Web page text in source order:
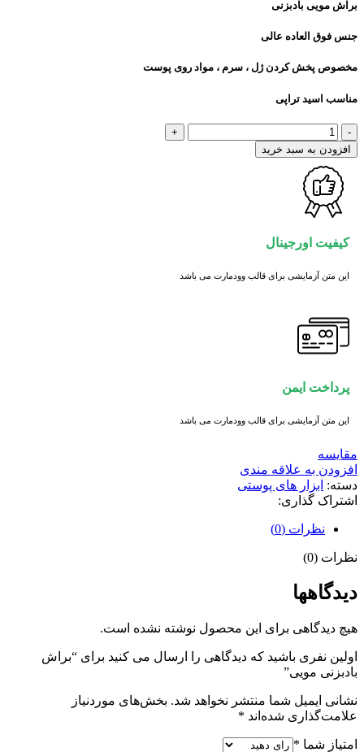
براش مویی بادبزنی
جنس فوق العاده عالی
مخصوص پخش کردن ژل ، سرم ، مواد روی پوست
مناسب اسید تراپی
براش
بادبزنی
مویی
عدد
افزودن به سبد خرید
کیفیت اورجینال
این متن آزمایشی برای قالب وودمارت می باشد
پرداخت ایمن
این متن آزمایشی برای قالب وودمارت می باشد
مقايسه
افزودن به علاقه مندی
دسته: ابزار های پوستی
اشتراک گذاری:
نظرات (0)
نظرات (0)
دیدگاهها
هیچ دیدگاهی برای این محصول نوشته نشده است.
اولین نفری باشید که دیدگاهی را ارسال می کنید برای “براش
بادبزنی مویی”
نشانی ایمیل شما منتشر نخواهد شد. بخش‌های موردنیاز
علامت‌گذاری شده‌اند *
امتیاز شما *